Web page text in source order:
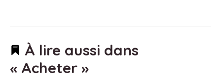
À lire aussi dans
« Acheter »